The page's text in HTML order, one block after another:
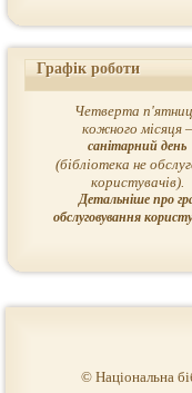
Графік роботи
Четверта
кожного місяця –
санітарний день
(бібліотека не
користувачів).
Детальніше про
обслуговування
© Національна